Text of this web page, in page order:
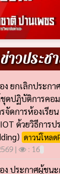
าวประช
ง ยกเลิกประกา
ปฏิบัติการคอม
จัดการห้องเรีย
ด้วยวิธีการป
ดาวน์โหลด
|
: 16
ง ประกาศผู้ชน